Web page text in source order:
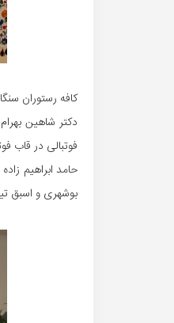
کافه رستوران
فوتبالی در قاب
حامد ابراهیم
بوشهری و اسبق